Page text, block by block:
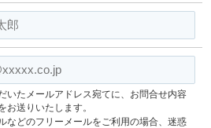
いたメールアドレス宛てに、お問合せ内容
お送りいたします。
などのフリーメールをご利用の場合、迷惑